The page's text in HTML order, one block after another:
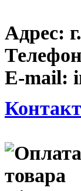
Адрес:
E-mail: